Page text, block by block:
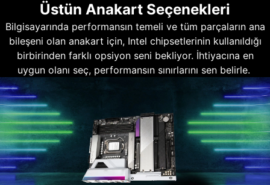
Üstün Anakart Seçenekleri
Bilgisayarında performansın temeli ve tüm parçaların ana
bileşeni olan anakart için, Intel chipsetlerinin kullanıldığı
birbirinden farklı opsiyon seni bekliyor. İhtiyacına en
uygun olanı seç, performansın sınırlarını sen belirle.